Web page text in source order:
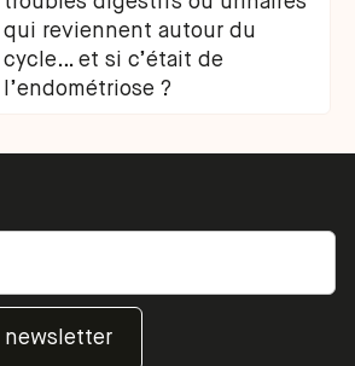
qui reviennent autour du
cycle… et si c’était de
l’endométriose ?